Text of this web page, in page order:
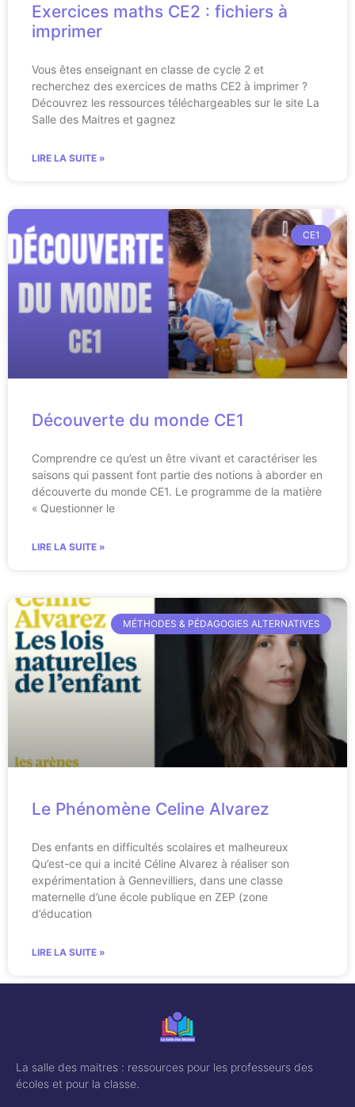
Exercices maths CE2 : fichiers à
imprimer
Vous êtes enseignant en classe de cycle 2 et
recherchez des exercices de maths CE2 à imprimer ?
Découvrez les ressources téléchargeables sur le site La
Salle des Maitres et gagnez
LIRE LA SUITE »
CE1
Découverte du monde CE1
Comprendre ce qu’est un être vivant et caractériser les
saisons qui passent font partie des notions à aborder en
découverte du monde CE1. Le programme de la matière
« Questionner le
LIRE LA SUITE »
MÉTHODES & PÉDAGOGIES ALTERNATIVES
Le Phénomène Celine Alvarez
Des enfants en difficultés scolaires et malheureux
Qu’est-ce qui a incité Céline Alvarez à réaliser son
expérimentation à Gennevilliers, dans une classe
maternelle d’une école publique en ZEP (zone
d’éducation
LIRE LA SUITE »
La salle des maitres : ressources pour les professeurs des
écoles et pour la classe.